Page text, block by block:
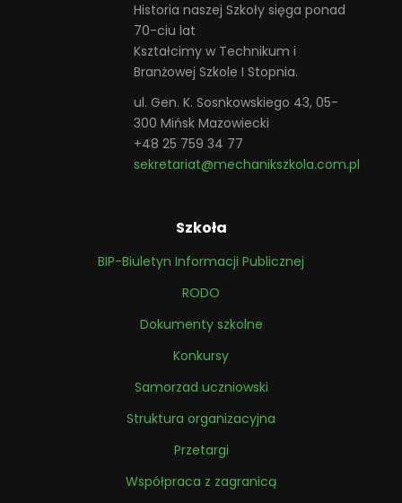
Historia naszej Szkoły sięga ponad
70-ciu lat
Kształcimy w Technikum i
Branżowej Szkole I Stopnia.
ul. Gen. K. Sosnkowskiego 43, 05-
300 Mińsk Mazowiecki
+48 25 759 34 77
sekretariat@mechanikszkola.com.pl
Szkoła
BIP-Biuletyn Informacji Publicznej
RODO
Dokumenty szkolne
Konkursy
Samorzad uczniowski
Struktura organizacyjna
Przetargi
Współpraca z zagranicą